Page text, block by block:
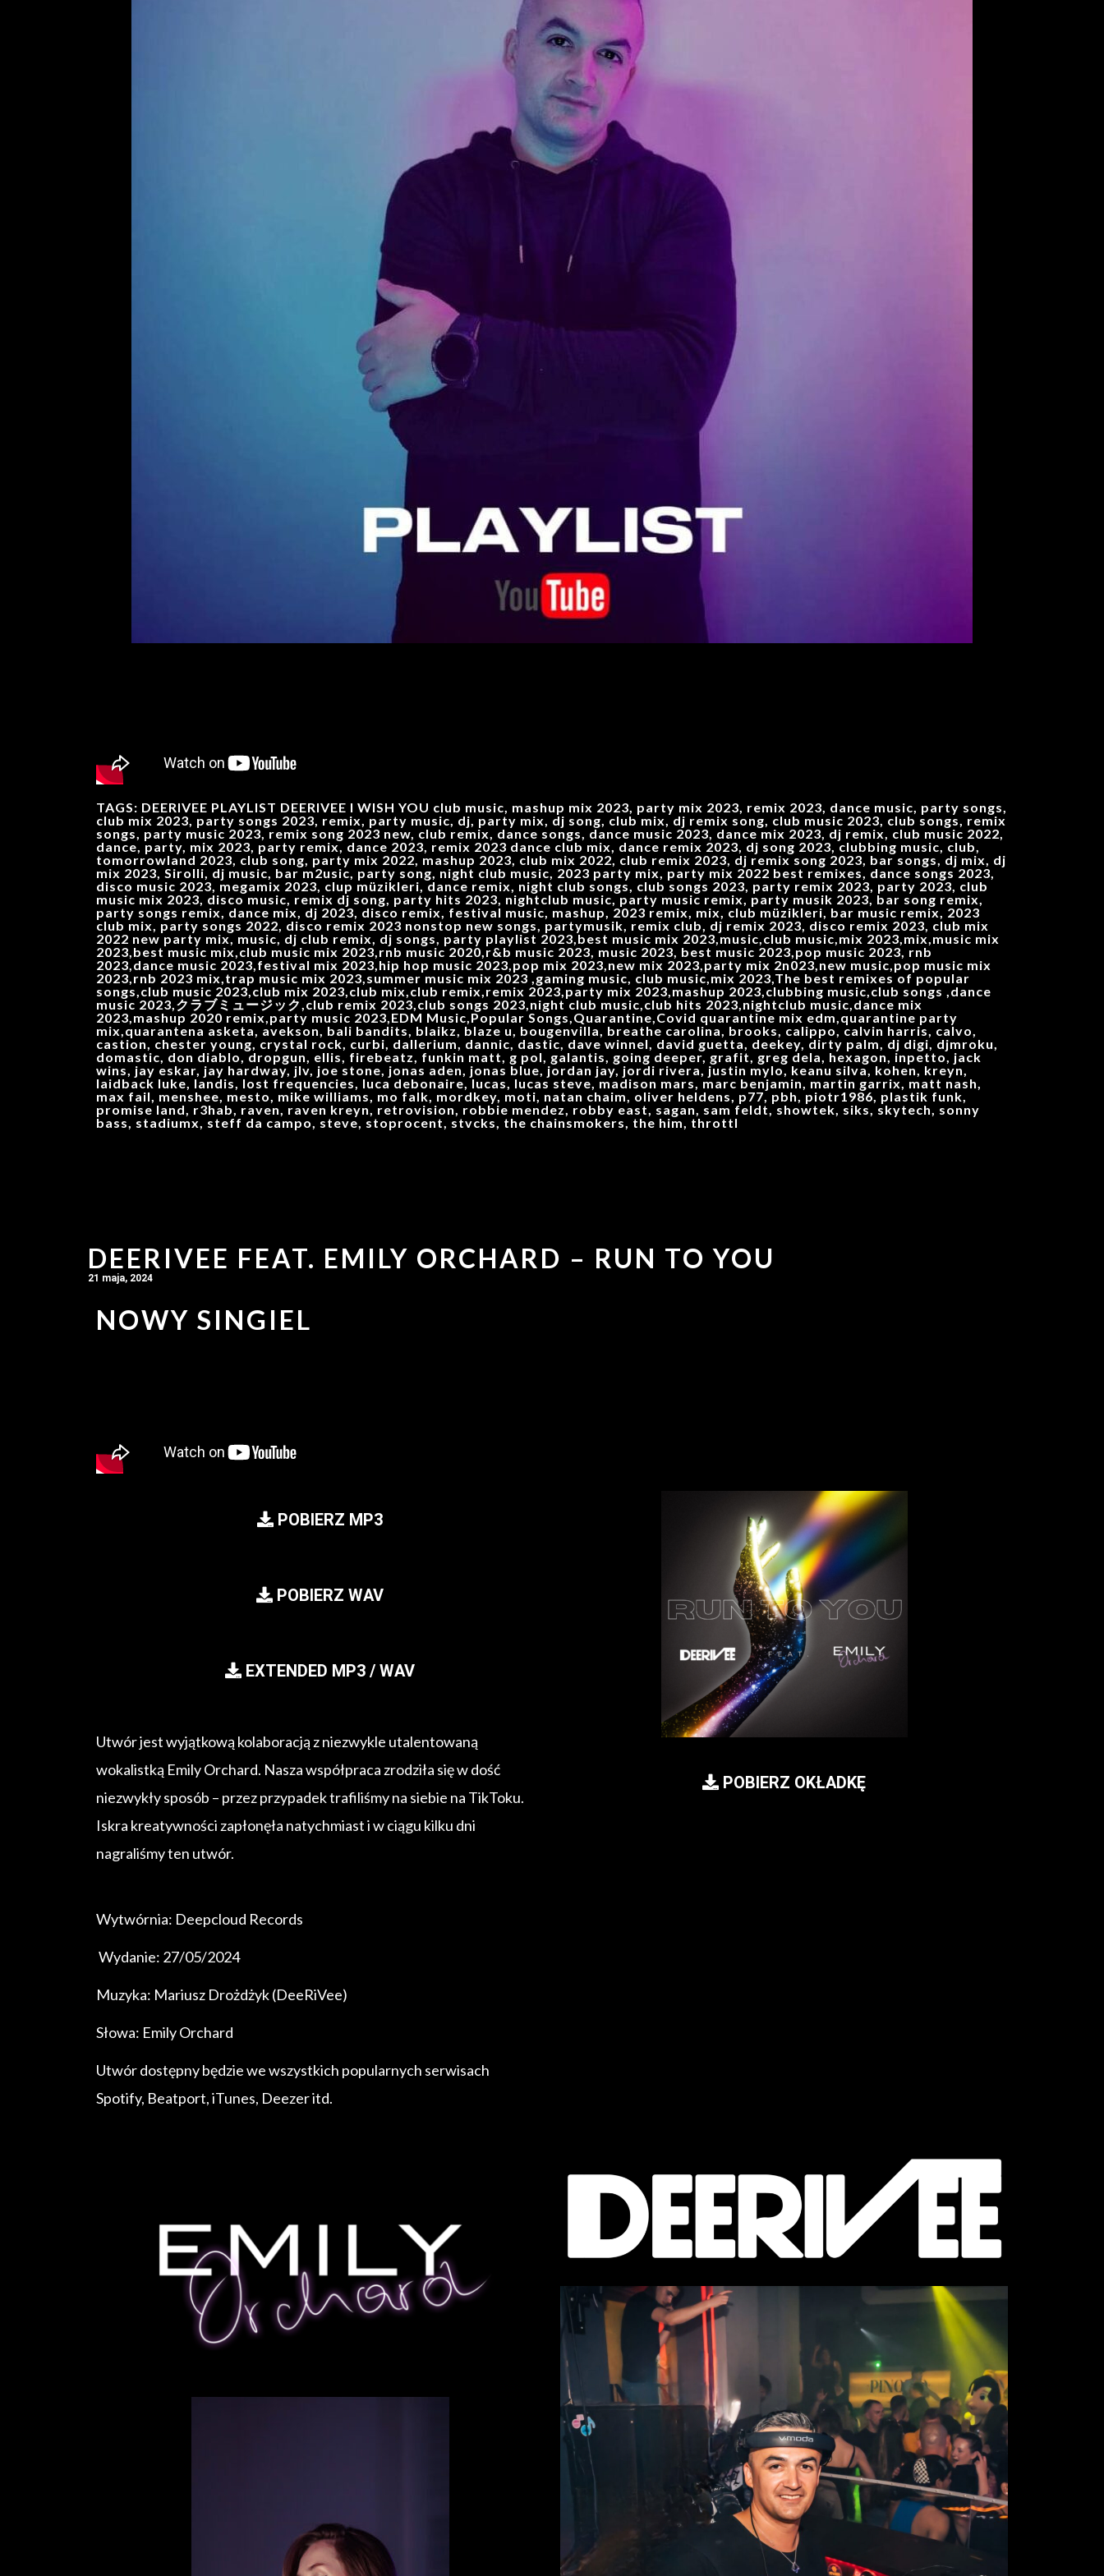
TAGS: DEERIVEE PLAYLIST DEERIVEE I WISH YOU club music, mashup mix 2023, party mix 2023, remix 2023, dance music, party songs,
club mix 2023, party songs 2023, remix, party music, dj, party mix, dj song, club mix, dj remix song, club music 2023, club songs, remix
songs, party music 2023, remix song 2023 new, club remix, dance songs, dance music 2023, dance mix 2023, dj remix, club music 2022,
dance, party, mix 2023, party remix, dance 2023, remix 2023 dance club mix, dance remix 2023, dj song 2023, clubbing music, club,
tomorrowland 2023, club song, party mix 2022, mashup 2023, club mix 2022, club remix 2023, dj remix song 2023, bar songs, dj mix, dj
mix 2023, Sirolli, dj music, bar m2usic, party song, night club music, 2023 party mix, party mix 2022 best remixes, dance songs 2023,
disco music 2023, megamix 2023, clup müzikleri, dance remix, night club songs, club songs 2023, party remix 2023, party 2023, club
music mix 2023, disco music, remix dj song, party hits 2023, nightclub music, party music remix, party musik 2023, bar song remix,
party songs remix, dance mix, dj 2023, disco remix, festival music, mashup, 2023 remix, mix, club müzikleri, bar music remix, 2023
club mix, party songs 2022, disco remix 2023 nonstop new songs, partymusik, remix club, dj remix 2023, disco remix 2023, club mix
2022 new party mix, music, dj club remix, dj songs, party playlist 2023,best music mix 2023,music,club music,mix 2023,mix,music mix
2023,best music mix,club music mix 2023,rnb music 2020,r&b music 2023, music 2023, best music 2023,pop music 2023, rnb
2023,dance music 2023,festival mix 2023,hip hop music 2023,pop mix 2023,new mix 2023,party mix 2n023,new music,pop music mix
2023,rnb 2023 mix,trap music mix 2023,summer music mix 2023 ,gaming music, club music,mix 2023,The best remixes of popular
songs,club music 2023,club mix 2023,club mix,club remix,remix 2023,party mix 2023,mashup 2023,clubbing music,club songs ,dance
music 2023,クラブミュージック,club remix 2023,club songs 2023,night club music,club hits 2023,nightclub music,dance mix
2023,mashup 2020 remix,party music 2023,EDM Music,Popular Songs,Quarantine,Covid quarantine mix edm,quarantine party
mix,quarantena asketa, avekson, bali bandits, blaikz, blaze u, bougenvilla, breathe carolina, brooks, calippo, calvin harris, calvo,
castion, chester young, crystal rock, curbi, dallerium, dannic, dastic, dave winnel, david guetta, deekey, dirty palm, dj digi, djmroku,
domastic, don diablo, dropgun, ellis, firebeatz, funkin matt, g pol, galantis, going deeper, grafit, greg dela, hexagon, inpetto, jack
wins, jay eskar, jay hardway, jlv, joe stone, jonas aden, jonas blue, jordan jay, jordi rivera, justin mylo, keanu silva, kohen, kreyn,
laidback luke, landis, lost frequencies, luca debonaire, lucas, lucas steve, madison mars, marc benjamin, martin garrix, matt nash,
max fail, menshee, mesto, mike williams, mo falk, mordkey, moti, natan chaim, oliver heldens, p77, pbh, piotr1986, plastik funk,
promise land, r3hab, raven, raven kreyn, retrovision, robbie mendez, robby east, sagan, sam feldt, showtek, siks, skytech, sonny
bass, stadiumx, steff da campo, steve, stoprocent, stvcks, the chainsmokers, the him, throttl
DEERIVEE FEAT. EMILY ORCHARD – RUN TO YOU
21 maja, 2024
NOWY SINGIEL
POBIERZ MP3
POBIERZ WAV
EXTENDED MP3 / WAV
Utwór jest wyjątkową kolaboracją z niezwykle utalentowaną
wokalistką Emily Orchard. Nasza współpraca zrodziła się w dość
niezwykły sposób – przez przypadek trafiliśmy na siebie na TikToku.
Iskra kreatywności zapłonęła natychmiast i w ciągu kilku dni
nagraliśmy ten utwór.
Wytwórnia: Deepcloud Records
Wydanie: 27/05/2024
Muzyka: Mariusz Drożdżyk (DeeRiVee)
Słowa: Emily Orchard
Utwór dostępny będzie we wszystkich popularnych serwisach
Spotify, Beatport, iTunes, Deezer itd.
POBIERZ OKŁADKĘ